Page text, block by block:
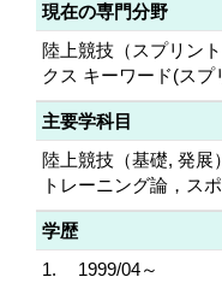
現在の専門分野
陸上競技（スプリン
クス キーワード(スプ
主要学科目
陸上競技（基礎, 発展
トレーニング論，ス
学歴
1.
1999/04～